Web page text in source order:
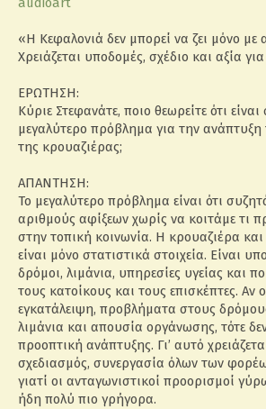
«Η Κεφαλονιά δεν μπορεί να ζει μόνο με
Χρειάζεται υποδομές, σχέδιο και αξία
ΕΡΩΤΗΣΗ:
Κύριε Στεφανάτε, ποιο θεωρείτε ότι
μεγαλύτερο πρόβλημα για την ανάπτυξη
της κρουαζιέρας;
ΑΠΑΝΤΗΣΗ:
Το μεγαλύτερο πρόβλημα είναι ότι
αριθμούς αφίξεων χωρίς να κοιτάμε τι
στην τοπική κοινωνία. Η κρουαζιέρα
είναι μόνο στατιστικά στοιχεία. Είναι
δρόμοι, λιμάνια, υπηρεσίες υγείας και
τους κατοίκους και τους επισκέπτες. Αν
εγκατάλειψη, προβλήματα στους
λιμάνια και απουσία οργάνωσης, τότε
προοπτική ανάπτυξης. Γι’ αυτό
σχεδιασμός, συνεργασία όλων των
γιατί οι ανταγωνιστικοί προορισμοί
ήδη πολύ πιο γρήγορα.